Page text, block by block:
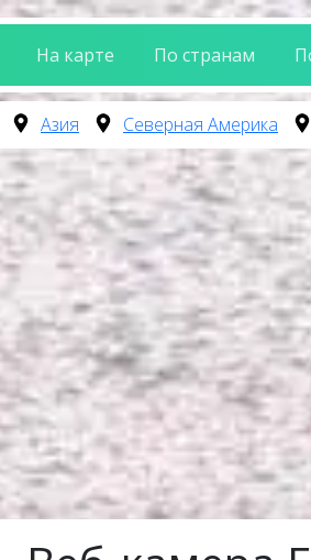
На карте По странам
Азия Северная Америка